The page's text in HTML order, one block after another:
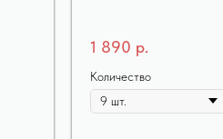
1 890 р.
Количество